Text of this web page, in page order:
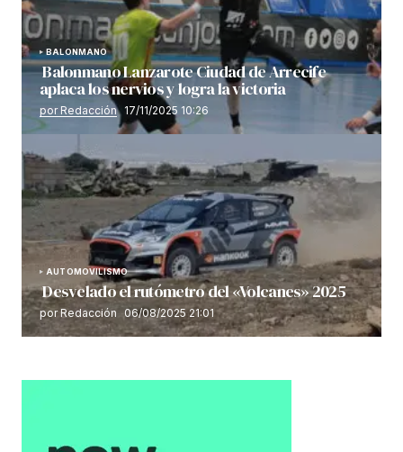
BALONMANO
Balonmano Lanzarote Ciudad de Arrecife
aplaca los nervios y logra la victoria
por Redacción 17/11/2025 10:26
AUTOMOVILISMO
Desvelado el rutómetro del «Volcanes» 2025
por Redacción 06/08/2025 21:01